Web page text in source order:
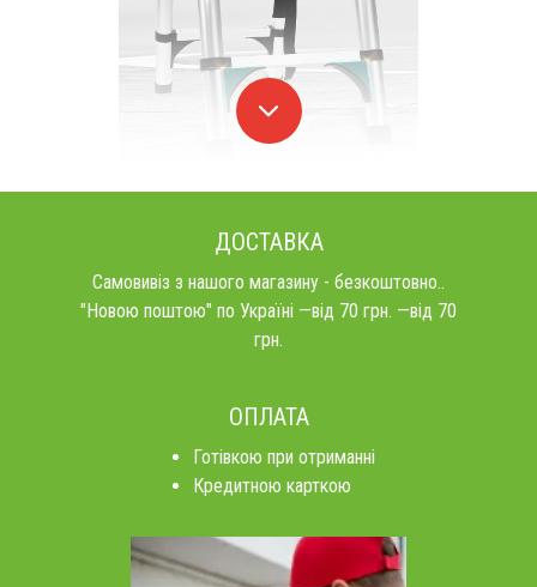
ДОСТАВКА
Самовивіз з нашого магазину - безкоштовно..
"Новою поштою" по Україні —від 70 грн. —від 70
грн.
ОПЛАТА
Готівкою при отриманні
Кредитною карткою